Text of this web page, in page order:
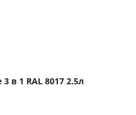
в 1 RAL 8017 2.5л